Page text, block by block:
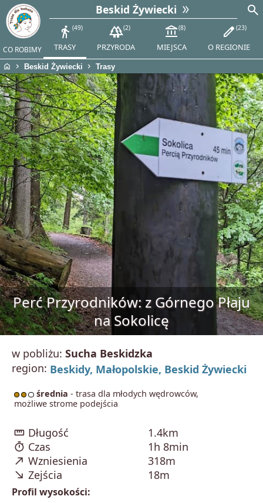
CO ROBIMY
Beskid Żywiecki
directions_walk 49
TRASY
forest 2
PRZYRODA
account_balance 8
MIEJSCA
edit 23
O REGIONIE
search
home chevron_right Beskid Żywiecki chevron_right Trasy
Perć Przyrodników: z Górnego Płaju
na Sokolicę
w pobliżu: Sucha Beskidzka
region: Beskidy, Małopolskie, Beskid Żywiecki
średnia - trasa dla młodych wędrowców,
możliwe strome podejścia
straighten Długość
1.4km
timer Czas
1h 8min
north_east Wzniesienia
318m
south_east Zejścia 18m
Profil wysokości: